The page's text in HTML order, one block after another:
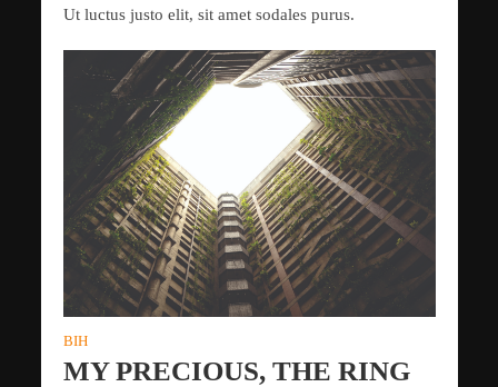
Ut luctus justo elit, sit amet sodales purus.
BIH
MY PRECIOUS, THE RING